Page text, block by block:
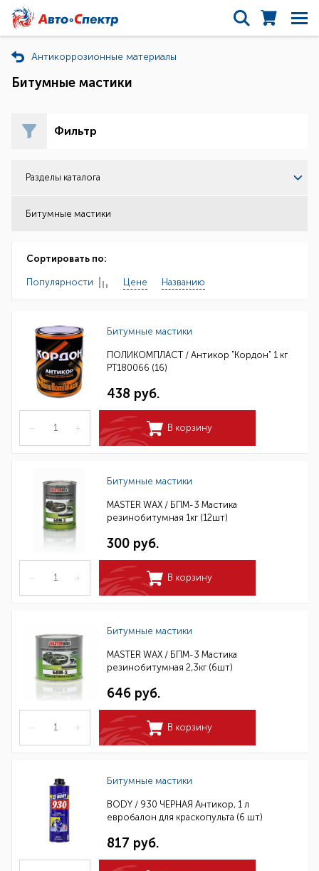
Антикоррозионные материалы
Битумные мастики
Фильтр
Разделы каталога
Битумные мастики
Сортировать по:
Популярности Цене Названию
Битумные мастики
ПОЛИКОМПЛАСТ / Антикор "Кордон" 1 кг
РТ180066 (16)
438 руб.
– + В корзину
Битумные мастики
MASTER WAX / БПМ-3 Мастика
резинобитумная 1кг (12шт)
300 руб.
– + В корзину
Битумные мастики
MASTER WAX / БПМ-3 Мастика
резинобитумная 2,3кг (6шт)
646 руб.
– + В корзину
Битумные мастики
BODY / 930 ЧЕРНАЯ Антикор, 1 л
евробалон для краскопульта (6 шт)
817 руб.